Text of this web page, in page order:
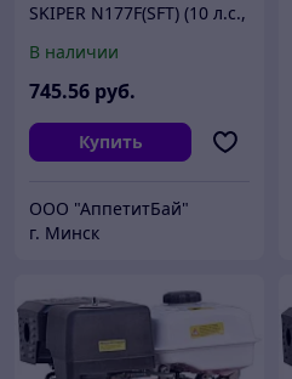
SKIPER N177F(SFT) (10 л.с.,
диам. 25мм х35мм)
В наличии
745.56 руб.
Купить
ООО "АппетитБай"
г. Минск